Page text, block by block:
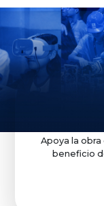
Apoya la obra
beneficio